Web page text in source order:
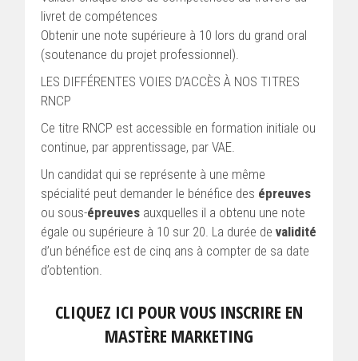
livret de compétences
Obtenir une note supérieure à 10 lors du grand oral
(soutenance du projet professionnel).
LES DIFFÉRENTES VOIES D’ACCÈS À NOS TITRES
RNCP
Ce titre RNCP est accessible en formation initiale ou
continue, par apprentissage, par VAE.
Un candidat qui se représente à une même
spécialité peut demander le bénéfice des épreuves
ou sous-épreuves auxquelles il a obtenu une note
égale ou supérieure à 10 sur 20. La durée de validité
d’un bénéfice est de cinq ans à compter de sa date
d’obtention.
CLIQUEZ ICI POUR VOUS INSCRIRE EN
MASTÈRE MARKETING